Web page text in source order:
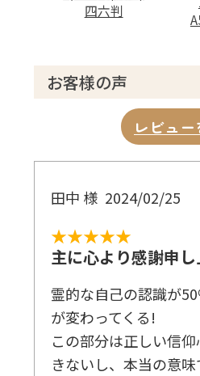
四六判
お客様の声
レビュー
田中 様 2024/02/25
★★★★★
主に心より感謝申
霊的な自己の認識が
が変わってくる!
この部分は正しい信
きないし、本当の意